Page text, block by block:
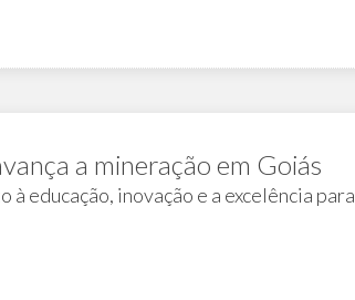
a mineração em Goiás
à educação, inovação e a excelência para